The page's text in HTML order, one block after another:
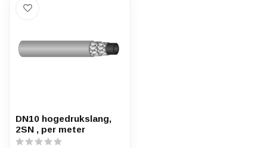
DN10 hogedrukslang,
2SN , per meter